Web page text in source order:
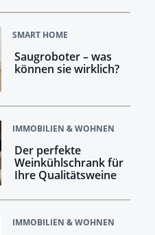
SMART HOME
Saugroboter – was
können sie wirklich?
IMMOBILIEN & WOHNEN
Der perfekte
Weinkühlschrank für
Ihre Qualitätsweine
IMMOBILIEN & WOHNEN